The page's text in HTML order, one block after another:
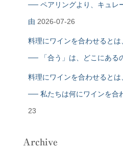
── ペアリングより、キュレ
由 2026-07-26
料理にワインを合わせるとは
── 「合う」は、どこにある
料理にワインを合わせるとは
── 私たちは何にワインを合
23
Archive